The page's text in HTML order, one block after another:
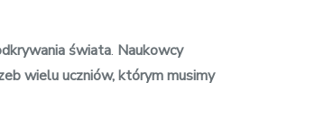
świata. Naukowcy
wielu uczniów, którym musimy